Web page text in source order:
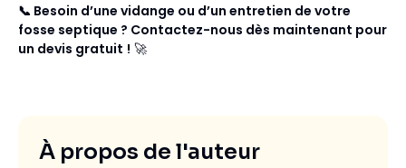
📞 Besoin d’une vidange ou d’un entretien de votre
fosse septique ? Contactez-nous dès maintenant pour
un devis gratuit ! 🚀
À propos de l'auteur